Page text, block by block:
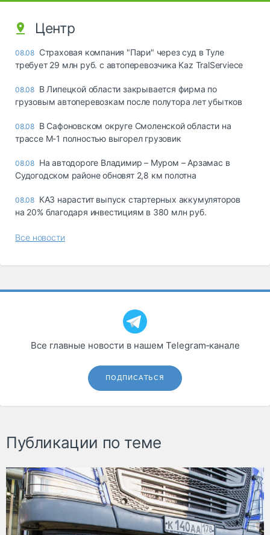
Центр
08.08 Страховая компания "Пари" через суд в Туле
требует 29 млн руб. с автоперевозчика Kaz TralServiece
08.08 В Липецкой области закрывается фирма по
грузовым автоперевозкам после полутора лет убытков
08.08 В Сафоновском округе Смоленской области на
трассе М-1 полностью выгорел грузовик
08.08 На автодороге Владимир – Муром – Арзамас в
Судогодском районе обновят 2,8 км полотна
08.08 КАЗ нарастит выпуск стартерных аккумуляторов
на 20% благодаря инвестициям в 380 млн руб.
Все новости
Все главные новости в нашем Telegram‑канале
ПОДПИСАТЬСЯ
Публикации по теме